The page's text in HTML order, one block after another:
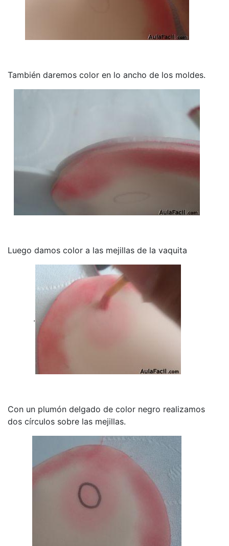
También daremos color en lo ancho de los moldes.
Luego damos color a las mejillas de la vaquita
.
Con un plumón delgado de color negro realizamos
dos círculos sobre las mejillas.